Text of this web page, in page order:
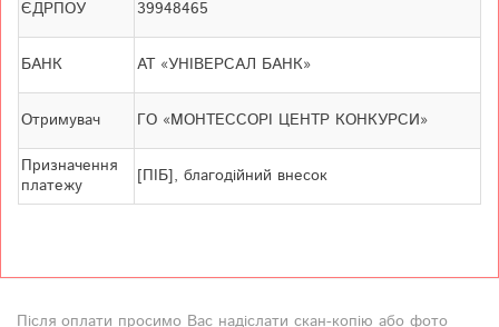
ЄДРПОУ 39948465
БАНК АТ «УНІВЕРСАЛ БАНК»
Отримувач ГО «МОНТЕССОРІ ЦЕНТР КОНКУРСИ»
Призначення
платежу
[ПІБ], благодійний внесок
Після оплати просимо Вас надіслати скан-копію або фото